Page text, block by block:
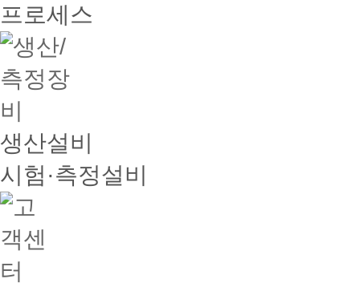
프로세스
생산설비
시험·측정설비